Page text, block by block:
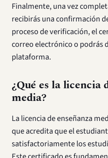
Finalmente, una vez
recibirás una confirmación
proceso de verificación, el
correo electrónico o podrás
plataforma.
¿Qué es la licencia
media?
La licencia de enseñanza
que acredita que el
satisfactoriamente los